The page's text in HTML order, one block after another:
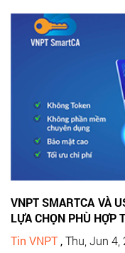
VNPT SMARTCA VÀ
LỰA CHỌN PHÙ HỢP
Tin VNPT,Thu, Jun 4,